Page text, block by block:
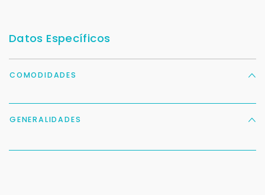
Datos Específicos
COMODIDADES
GENERALIDADES